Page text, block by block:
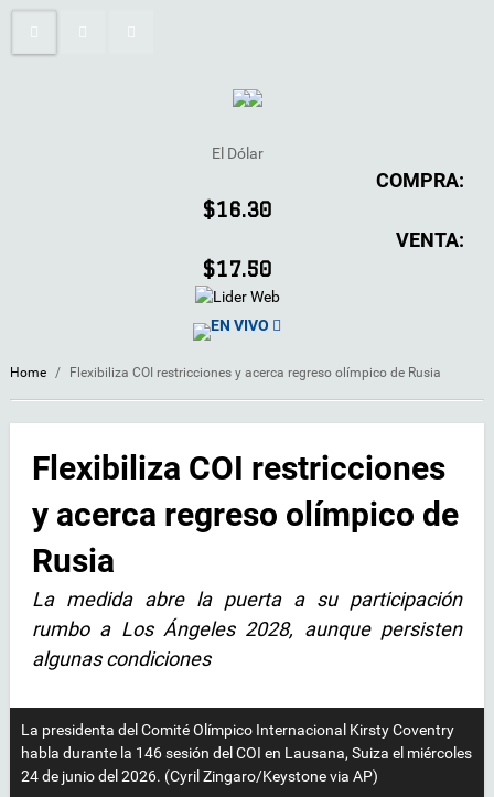
El Dólar
COMPRA:
$16.30
VENTA:
$17.50
EN VIVO
Home / Flexibiliza COI restricciones y acerca regreso olímpico de Rusia
Flexibiliza COI restricciones
y acerca regreso olímpico de
Rusia
La medida abre la puerta a su participación
rumbo a Los Ángeles 2028, aunque persisten
algunas condiciones
La presidenta del Comité Olímpico Internacional Kirsty Coventry
habla durante la 146 sesión del COI en Lausana, Suiza el miércoles
24 de junio del 2026. (Cyril Zingaro/Keystone via AP)